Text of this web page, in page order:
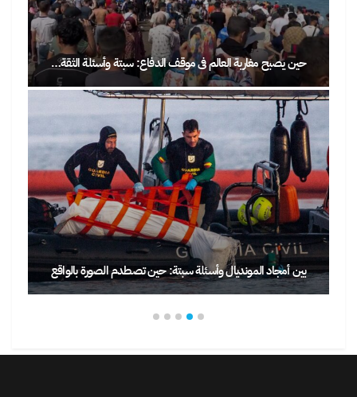
حين يصبح مغاربة العالم في موقف الدفاع: سبتة وأسئلة الثقة…
بين أمجاد المونديال وأسئلة سبتة: حين تصطدم الصورة بالواقع